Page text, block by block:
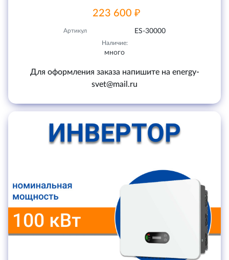
223 600 ₽
Артикул ES-30000
Наличие:
много
Для оформления заказа напишите на energy-
svet@mail.ru